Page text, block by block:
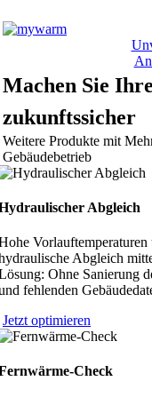
Machen Sie
zukunftssicher
Weitere Produkte mit
Gebäudebetrieb
Abgleich
Abgleich
Ohne Sanierung
fehlenden
Jetzt optimieren
Check